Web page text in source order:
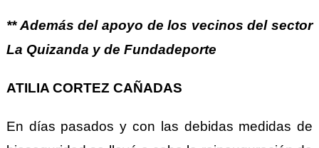
** Además del apoyo de los vecinos del sector
La Quizanda y de Fundadeporte
ATILIA CORTEZ CAÑADAS
En días pasados y con las debidas medidas de